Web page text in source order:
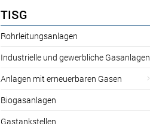
TISG
Rohrleitungsanlagen
Industrielle und gewerbliche Gasanlagen
Anlagen mit erneuerbaren Gasen
Biogasanlagen
Gastankstellen